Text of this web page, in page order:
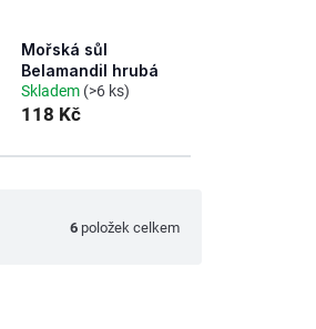
Mořská sůl
Belamandil hrubá
Skladem (>6 ks)
118 Kč
6 položek celkem